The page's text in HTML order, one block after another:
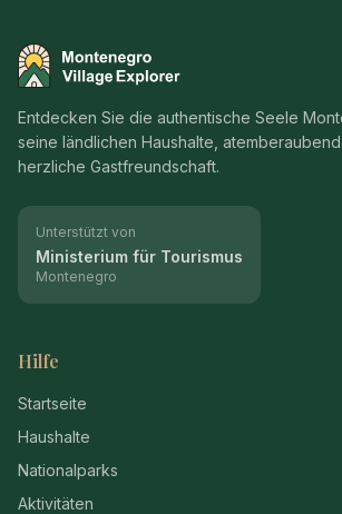
Montenegro Village Explorer
Entdecken Sie die authentische Seele
seine ländlichen Haushalte,
herzliche Gastfreundschaft.
Unterstützt von
Ministerium für Tourismus
Montenegro
Hilfe
Startseite
Haushalte
Nationalparks
Aktivitäten